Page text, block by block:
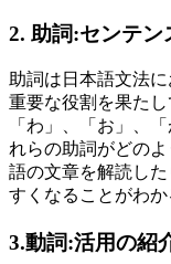
2. 助詞:センテン
助詞は日本語文法
重要な役割を果たし
「わ」、「お」、
れらの助詞がどの
語の文章を解読し
すくなることがわか
3.動詞:活用の紹